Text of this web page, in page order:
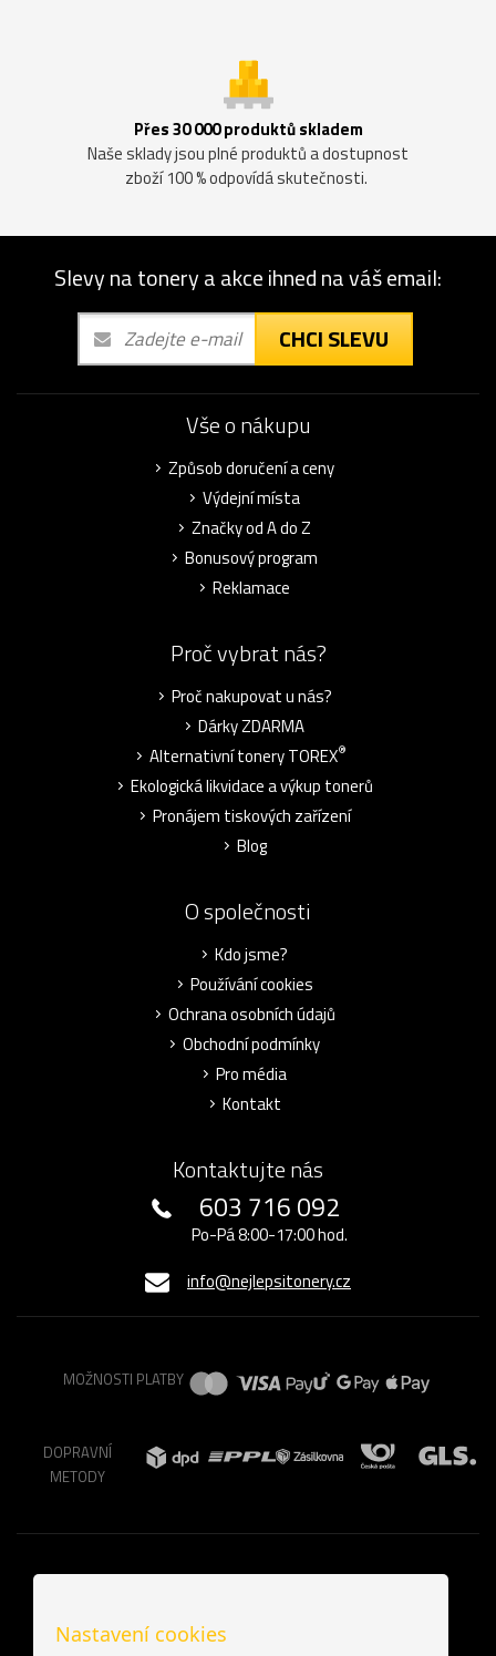
Přes 30 000 produktů skladem
Naše sklady jsou plné produktů a dostupnost
zboží 100 % odpovídá skutečnosti.
Slevy na tonery a akce ihned na váš email:
CHCI SLEVU
Vše o nákupu
Způsob doručení a ceny
Výdejní místa
Značky od A do Z
Bonusový program
Reklamace
Proč vybrat nás?
Proč nakupovat u nás?
Dárky ZDARMA
Alternativní tonery TOREX®
Ekologická likvidace a výkup tonerů
Pronájem tiskových zařízení
Blog
O společnosti
Kdo jsme?
Používání cookies
Ochrana osobních údajů
Obchodní podmínky
Pro média
Kontakt
Kontaktujte nás
603 716 092
Po-Pá 8:00-17:00 hod.
info@nejlepsitonery.cz
MOŽNOSTI PLATBY
DOPRAVNÍ
METODY
Nastavení cookies